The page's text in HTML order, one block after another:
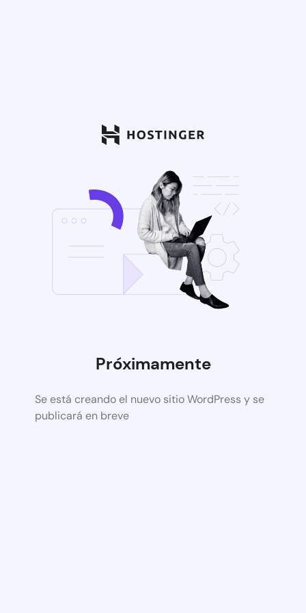
Próximamente
Se está creando el nuevo sitio WordPress y se
publicará en breve